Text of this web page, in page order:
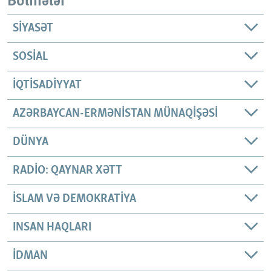
SIYASƏT
SOSIAL
İQTISADIYYAT
AZƏRBAYCAN-ERMƏNISTAN MÜNAQIŞƏSI
DÜNYA
RADIO: QAYNAR XƏTT
İSLAM VƏ DEMOKRATIYA
INSAN HAQLARI
İDMAN